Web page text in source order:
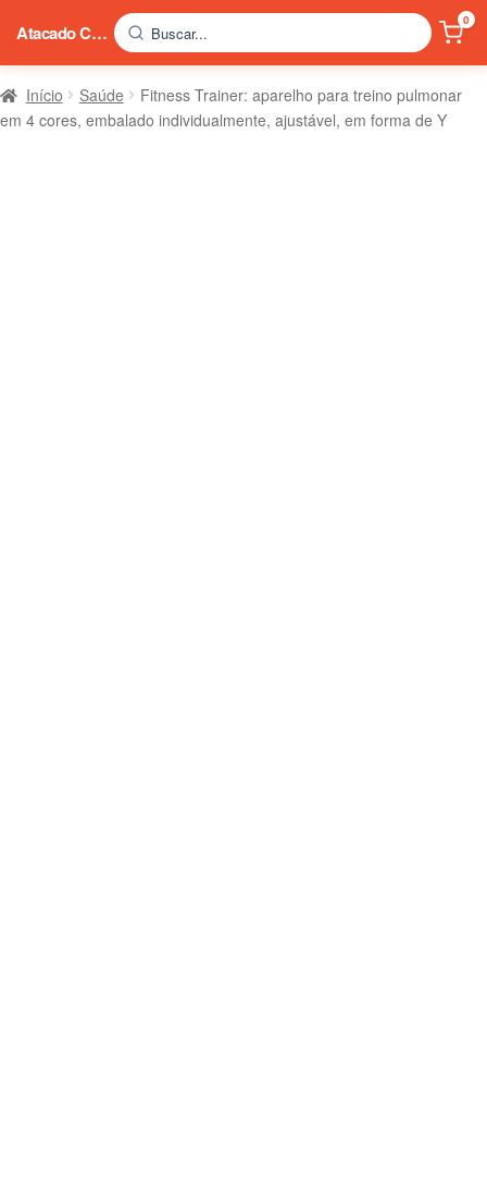
Início Saúde
Fitness Trainer: aparelho para treino pulmonar
em 4 cores, embalado individualmente, ajustável, em forma de Y
Atacado China Buscar...
0